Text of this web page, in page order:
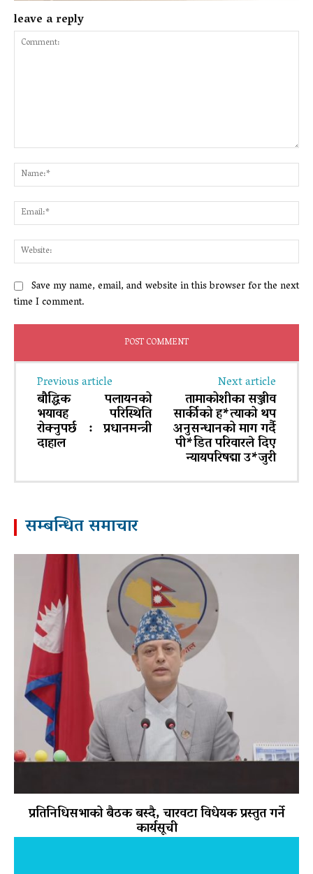
leave a reply
Save my name, email, and website in this browser for the next
time I comment.
Previous article
बौद्धिक पलायनको
भयावह परिस्थिति
रोक्नुपर्छ : प्रधानमन्त्री
दाहाल
Next article
तामाकोशीका सञ्जीव
सार्कीको ह*त्याको थप
अनुसन्धानको माग गर्दै
पी*डित परिवारले दिए
न्यायपरिषद्मा उ*जुरी
सम्बन्धित समाचार
प्रतिनिधिसभाको बैठक बस्दै, चारवटा विधेयक प्रस्तुत गर्ने
कार्यसूची